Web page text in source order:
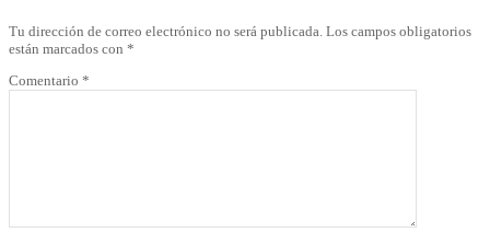
Tu dirección de correo electrónico no será publicada. Los campos obligatorios
están marcados con *
Comentario *